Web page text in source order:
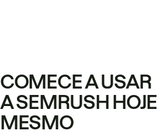
COMECE A USAR
A SEMRUSH HOJE
MESMO